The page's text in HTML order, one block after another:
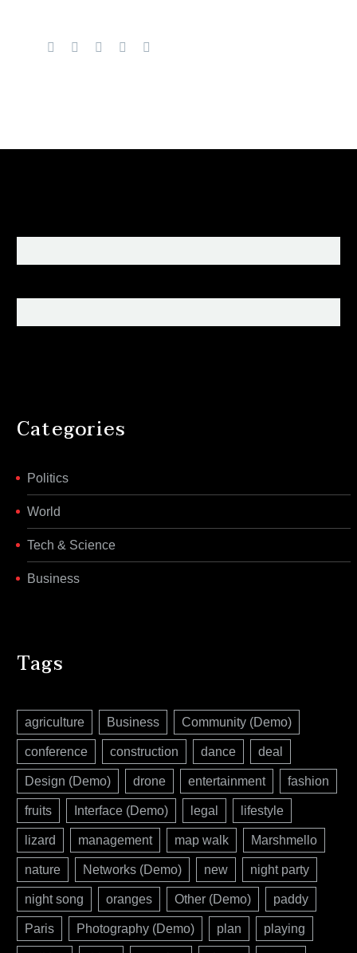
Categories
Politics
World
Tech & Science
Business
Tags
agriculture Business Community (Demo)
conference construction dance deal
Design (Demo) drone entertainment fashion
fruits Interface (Demo) legal lifestyle
lizard management map walk Marshmello
nature Networks (Demo) new night party
night song oranges Other (Demo) paddy
Paris Photography (Demo) plan playing